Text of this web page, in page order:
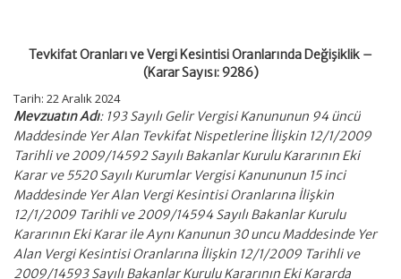
Tevkifat Oranları ve Vergi Kesintisi Oranlarında Değişiklik –
(Karar Sayısı: 9286)
Tarih: 22 Aralık 2024
Mevzuatın Adı: 193 Sayılı Gelir Vergisi Kanununun 94 üncü
Maddesinde Yer Alan Tevkifat Nispetlerine İlişkin 12/1/2009
Tarihli ve 2009/14592 Sayılı Bakanlar Kurulu Kararının Eki
Karar ve 5520 Sayılı Kurumlar Vergisi Kanununun 15 inci
Maddesinde Yer Alan Vergi Kesintisi Oranlarına İlişkin
12/1/2009 Tarihli ve 2009/14594 Sayılı Bakanlar Kurulu
Kararının Eki Karar ile Aynı Kanunun 30 uncu Maddesinde Yer
Alan Vergi Kesintisi Oranlarına İlişkin 12/1/2009 Tarihli ve
2009/14593 Sayılı Bakanlar Kurulu Kararının Eki Kararda